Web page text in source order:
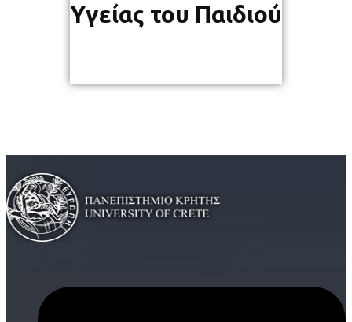
Υγείας του Παιδιού